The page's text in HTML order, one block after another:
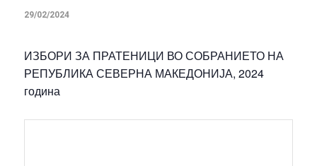
29/02/2024
ИЗБОРИ ЗА ПРАТЕНИЦИ ВО СОБРАНИЕТО НА
РЕПУБЛИКА СЕВЕРНА МАКЕДОНИЈА, 2024
година